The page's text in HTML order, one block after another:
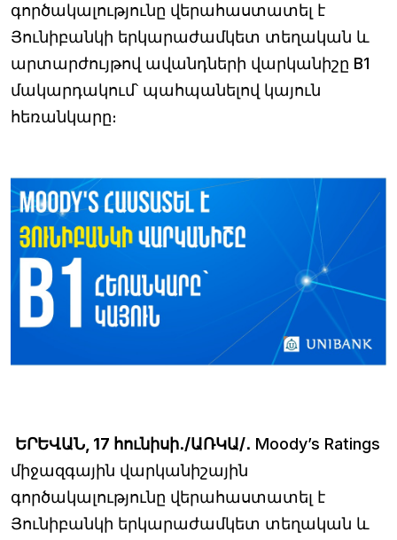
գործակալությունը վերահաստատել է
Յունիբանկի երկարաժամկետ տեղական և
արտարժույթով ավանդների վարկանիշը B1
մակարդակում՝ պահպանելով կայուն
հեռանկարը։
ԵՐԵՎԱՆ, 17 հունիսի․/ԱՌԿԱ/․ Moody’s Ratings
միջազգային վարկանիշային
գործակալությունը վերահաստատել է
Յունիբանկի երկարաժամկետ տեղական և